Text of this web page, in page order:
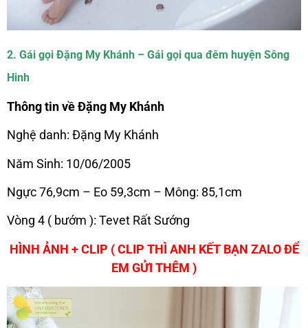
2. Gái gọi Đặng My Khánh – Gái gọi qua đêm huyện Sông
Hinh
Thông tin về Đặng My Khánh
Nghệ danh: Đặng My Khánh
Năm Sinh: 10/06/2005
Ngực 76,9cm – Eo 59,3cm – Mông: 85,1cm
Vòng 4 ( bướm ): Tevet Rất Sướng
HÌNH ẢNH + CLIP ( CLIP THÌ ANH KẾT BẠN ZALO ĐỂ
EM GỬI THÊM )